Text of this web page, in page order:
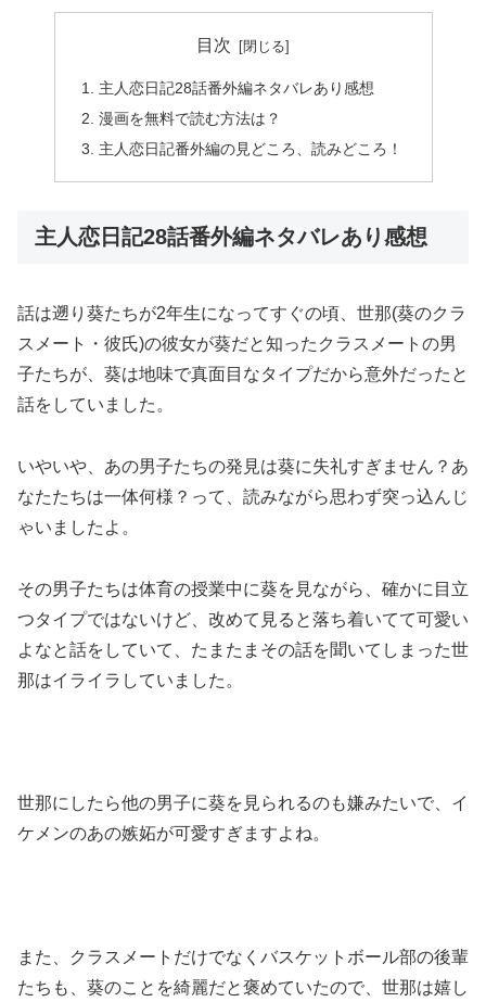
目次
主人恋日記28話番外編ネタバレあり感想
漫画を無料で読む方法は？
主人恋日記番外編の見どころ、読みどころ！
主人恋日記28話番外編ネタバレあり感想
話は遡り葵たちが2年生になってすぐの頃、世那(葵のクラ
スメート・彼氏)の彼女が葵だと知ったクラスメートの男
子たちが、葵は地味で真面目なタイプだから意外だったと
話をしていました。
いやいや、あの男子たちの発見は葵に失礼すぎません？あ
なたたちは一体何様？って、読みながら思わず突っ込んじ
ゃいましたよ。
その男子たちは体育の授業中に葵を見ながら、確かに目立
つタイプではないけど、改めて見ると落ち着いてて可愛い
よなと話をしていて、たまたまその話を聞いてしまった世
那はイライラしていました。
世那にしたら他の男子に葵を見られるのも嫌みたいで、イ
ケメンのあの嫉妬が可愛すぎますよね。
また、クラスメートだけでなくバスケットボール部の後輩
たちも、葵のことを綺麗だと褒めていたので、世那は嬉し